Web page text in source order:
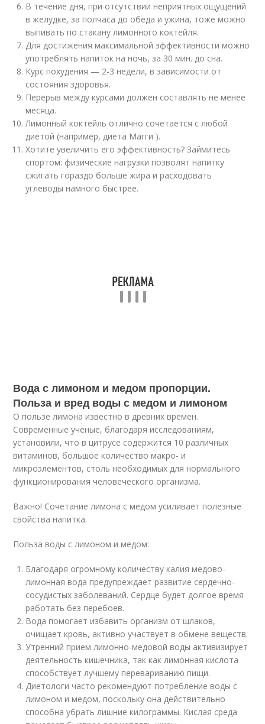
В течение дня, при отсутствии неприятных ощущений
в желудке, за полчаса до обеда и ужина, тоже можно
выпивать по стакану лимонного коктейля.
Для достижения максимальной эффективности можно
употреблять напиток на ночь, за 30 мин. до сна.
Курс похудения — 2-3 недели, в зависимости от
состояния здоровья.
Перерыв между курсами должен составлять не менее
месяца.
Лимонный коктейль отлично сочетается с любой
диетой (например, диета Магги ).
Хотите увеличить его эффективность? Займитесь
спортом: физические нагрузки позволят напитку
сжигать гораздо больше жира и расходовать
углеводы намного быстрее.
Вода с лимоном и медом пропорции.
Польза и вред воды с медом и лимоном
О пользе лимона известно в древних времен.
Современные ученые, благодаря исследованиям,
установили, что в цитрусе содержится 10 различных
витаминов, большое количество макро- и
микроэлементов, столь необходимых для нормального
функционирования человеческого организма.
Важно! Сочетание лимона с медом усиливает полезные
свойства напитка.
Польза воды с лимоном и медом:
Благодаря огромному количеству калия медово-
лимонная вода предупреждает развитие сердечно-
сосудистых заболеваний. Сердце будет долгое время
работать без перебоев.
Вода помогает избавить организм от шлаков,
очищает кровь, активно участвует в обмене веществ.
Утренний прием лимонно-медовой воды активизирует
деятельность кишечника, так как лимонная кислота
способствует лучшему перевариванию пищи.
Диетологи часто рекомендуют потребление воды с
лимоном и медом, поскольку она действительно
способна убрать лишние килограммы. Кислая среда